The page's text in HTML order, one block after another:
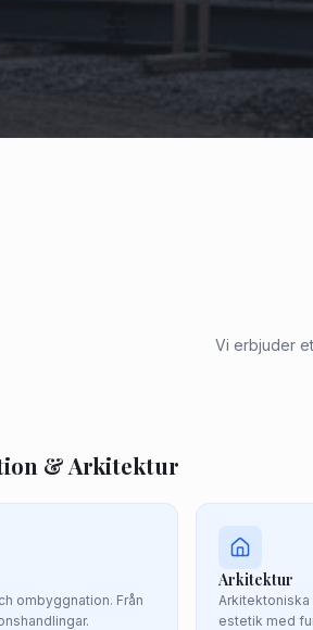
Vi erbjuder
& Arkitektur
ombyggnation. Från
Arkitektur
estetik med